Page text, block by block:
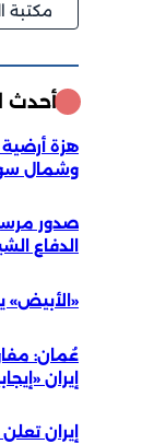
مكتبة
أحدث
هزة
وشمال
صدور
الدفاع
«الأبيض»
عُمان:
إيران
إيران